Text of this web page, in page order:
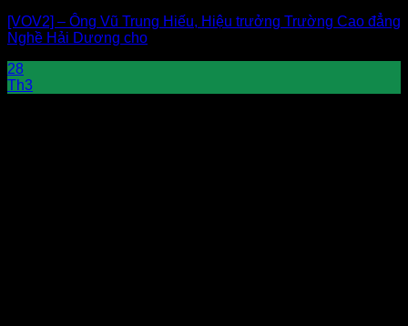
[VOV2] – Ông Vũ Trung Hiếu, Hiệu trưởng Trường Cao đẳng
Nghề Hải Dương cho
28
Th3